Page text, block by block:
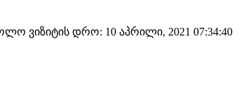
ვიზიტის დრო: 10 აპრილი, 2021 07:34:40